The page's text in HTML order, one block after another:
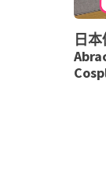
日